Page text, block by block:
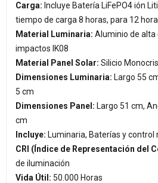
Carga: Incluye Batería LiFePO4 ión
tiempo de carga 8 horas, para 12
Material Luminaria: Aluminio de alta
impactos IK08
Material Panel Solar: Silicio
Dimensiones Luminaria: Largo 55
5 cm
Dimensiones Panel: Largo 51 cm,
cm
Incluye: Luminaria, Baterías y control
CRI (Índice de Representación del
de iluminación
Vida Útil: 50.000 Horas